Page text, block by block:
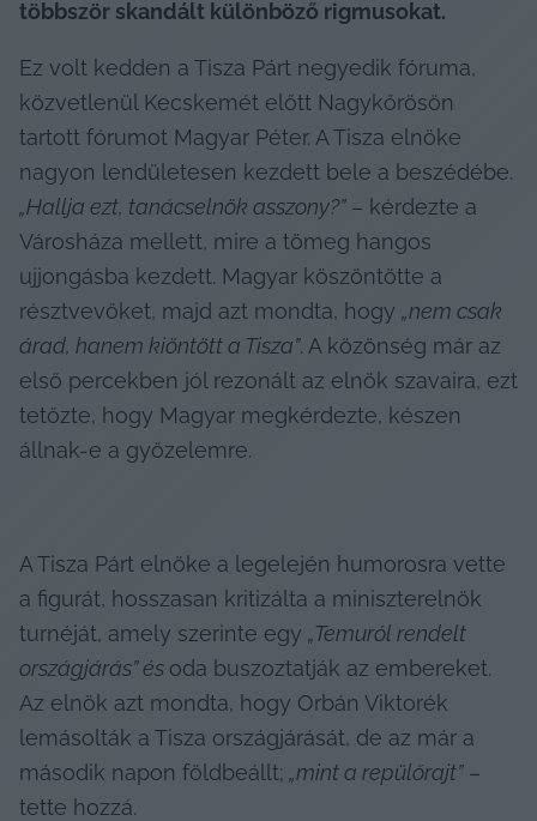
többször skandált különböző rigmusokat.
Ez volt kedden a Tisza Párt negyedik fóruma,
közvetlenül Kecskemét előtt Nagykőrösön
tartott fórumot Magyar Péter. A Tisza elnöke
„Hallja ezt, tanácselnök asszony?” – kérdezte a
Városháza mellett, mire a tömeg hangos
ujjongásba kezdett. Magyar köszöntötte a
résztvevőket, majd azt mondta, hogy „nem csak
árad, hanem kiöntött a Tisza”. A közönség már az
első percekben jól rezonált az elnök szavaira, ezt
tetőzte, hogy Magyar megkérdezte, készen
állnak-e a győzelemre.
A Tisza Párt elnöke a legelején humorosra vette
a figurát, hosszasan kritizálta a miniszterelnök
turnéját, amely szerinte egy „Temuról rendelt
országjárás” és oda buszoztatják az embereket.
Az elnök azt mondta, hogy Orbán Viktorék
lemásolták a Tisza országjárását, de az már a
második napon földbeállt; „mint a repülőrajt” –
tette hozzá.